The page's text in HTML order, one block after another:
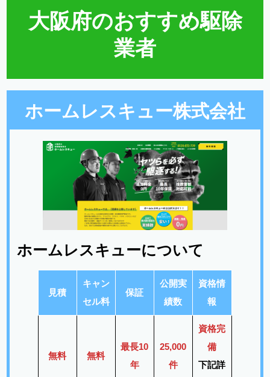
大阪府のおすすめ駆除
業者
ホームレスキュー株式会社
ホームレスキューについて
見積
キャン
セル料
保証
公開実
績数
資格情
報
無料 無料
最長10
年
25,000
件
資格完
備
下記詳